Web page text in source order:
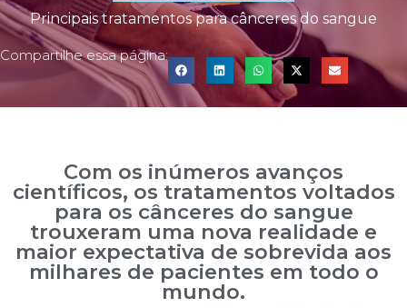
Principais tratamentos para cânceres do sangue
Compartilhe essa página:
Com os inúmeros avanços
científicos, os tratamentos voltados
para os cânceres do sangue
trouxeram uma nova realidade e
maior expectativa de sobrevida aos
milhares de pacientes em todo o
mundo.